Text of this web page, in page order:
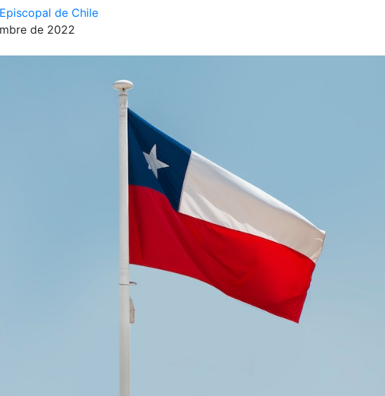
de Chile
de 2022